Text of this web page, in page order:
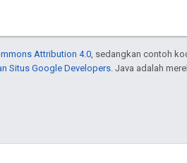
Attribution 4.0 , sedangkan contoh
Situs Google Developers . Java adalah